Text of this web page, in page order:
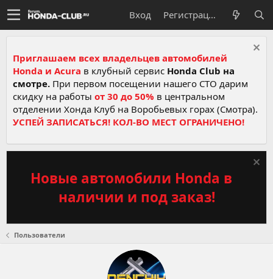
Вход Регистрация
Приглашаем всех владельцев автомобилей
Honda и Acura в клубный сервис Honda Club на
смотре. При первом посещении нашего СТО дарим
скидку на работы от 30 до 50% в центральном
отделении Хонда Клуб на Воробьевых горах (Смотра).
УСПЕЙ ЗАПИСАТЬСЯ! КОЛ-ВО МЕСТ ОГРАНИЧЕНО!
Новые автомобили Honda в
наличии и под заказ!
Пользователи